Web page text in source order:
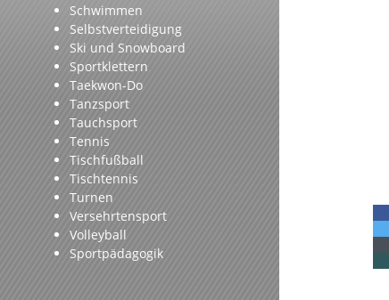
Schwimmen
Selbstverteidigung
Ski und Snowboard
Sportklettern
Taekwon-Do
Tanzsport
Tauchsport
Tennis
Tischfußball
Tischtennis
Turnen
Versehrtensport
Volleyball
Sportpädagogik